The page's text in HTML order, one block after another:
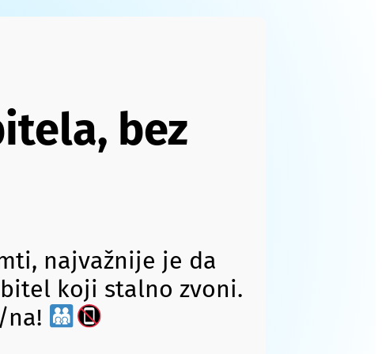
bez
najvažnije je da
koji stalno zvoni.
na!